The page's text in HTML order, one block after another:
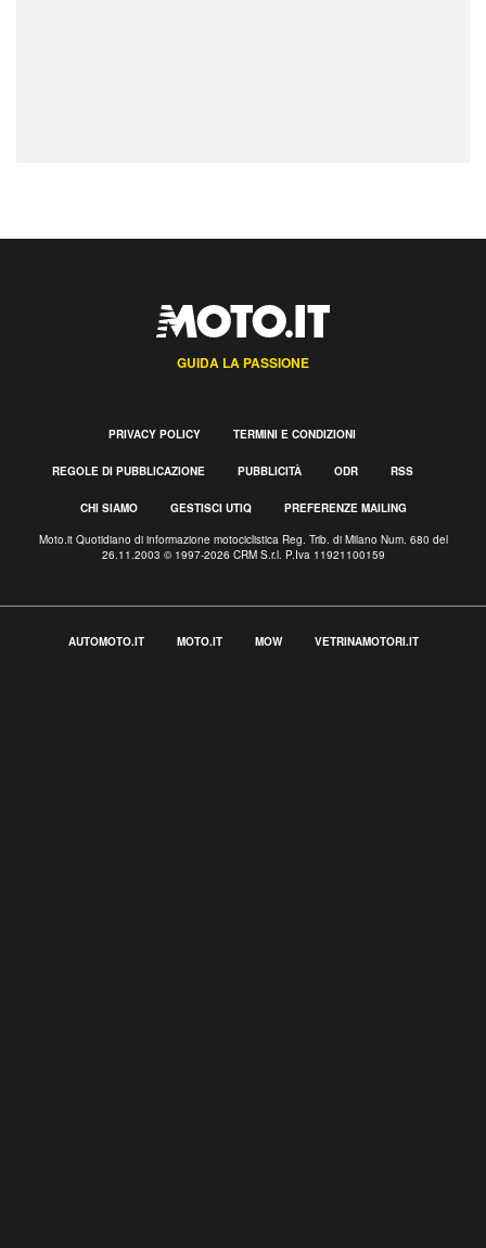
GUIDA LA PASSIONE
PRIVACY POLICY TERMINI E CONDIZIONI
REGOLE DI PUBBLICAZIONE PUBBLICITÀ ODR RSS
CHI SIAMO GESTISCI UTIQ PREFERENZE MAILING
Moto.it Quotidiano di informazione motociclistica Reg. Trib. di Milano Num. 680 del
26.11.2003 © 1997-2026 CRM S.r.l. P.Iva 11921100159
AUTOMOTO.IT MOTO.IT MOW VETRINAMOTORI.IT